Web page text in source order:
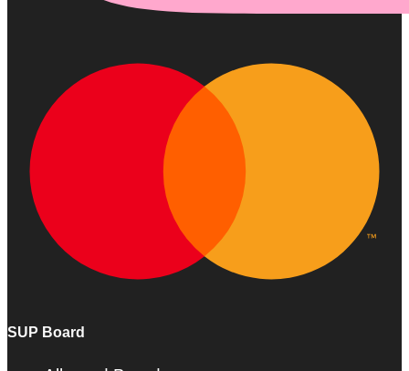
SUP Board